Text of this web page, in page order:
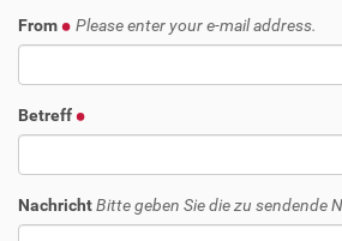
From Please enter your e-mail address.
Betreff
NachrichtBitte geben Sie die zu sendende